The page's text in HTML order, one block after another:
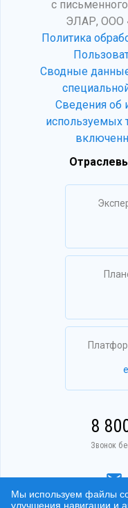
с
ЭЛАР, ООО
Политика
Сводные данные
Сведения об
используемых
8
Звонок
Мы используем файлы
улучшения навигации и